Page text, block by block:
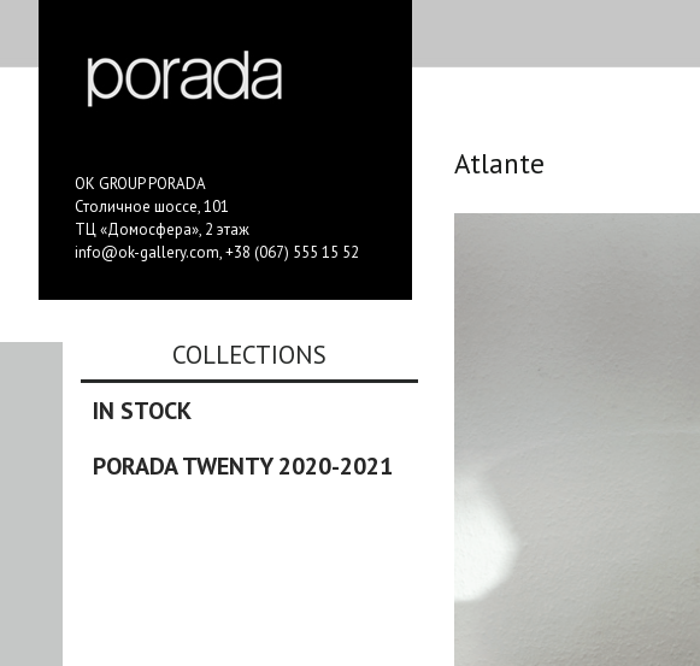
OK GROUP PORADA
Столичное шоссе, 101
ТЦ «Домосфера», 2 этаж
info@ok-gallery.com,+38 (067) 555 15 52
COLLECTIONS
IN STOCK
PORADA TWENTY 2020-2021
Atlante